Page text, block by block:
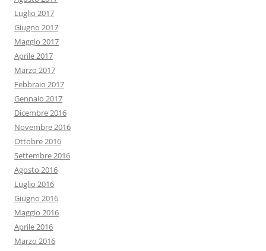
Luglio 2017
Giugno 2017
Maggio 2017
Aprile 2017
Marzo 2017
Febbraio 2017
Gennaio 2017
Dicembre 2016
Novembre 2016
Ottobre 2016
Settembre 2016
Agosto 2016
Luglio 2016
Giugno 2016
Maggio 2016
Aprile 2016
Marzo 2016